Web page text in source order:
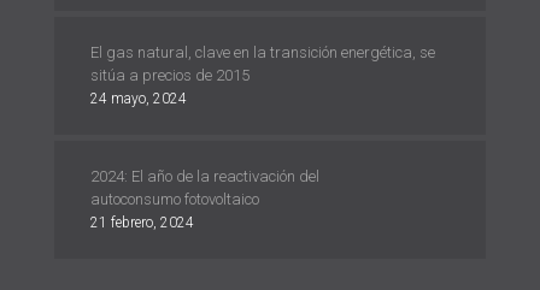
El gas natural, clave en la transición energética, se
sitúa a precios de 2015
24 mayo, 2024
2024: El año de la reactivación del
autoconsumo fotovoltaico
21 febrero, 2024